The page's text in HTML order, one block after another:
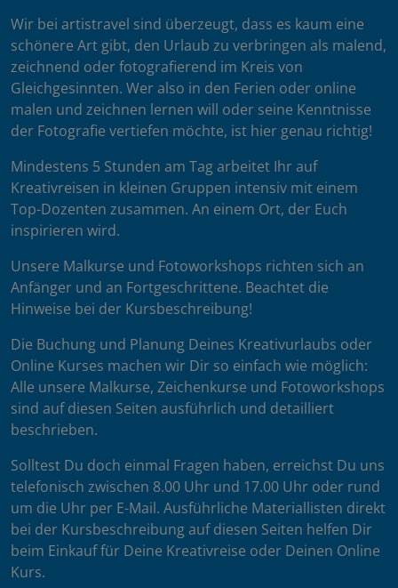
Wir bei artistravel sind überzeugt, dass es kaum eine
schönere Art gibt, den Urlaub zu verbringen als malend,
zeichnend oder fotografierend im Kreis von
Gleichgesinnten. Wer also in den Ferien oder online
malen und zeichnen lernen will oder seine Kenntnisse
der Fotografie vertiefen möchte, ist hier genau richtig!
Mindestens 5 Stunden am Tag arbeitet Ihr auf
Kreativreisen in kleinen Gruppen intensiv mit einem
Top-Dozenten zusammen. An einem Ort, der Euch
inspirieren wird.
Unsere Malkurse und Fotoworkshops richten sich an
Anfänger und an Fortgeschrittene. Beachtet die
Hinweise bei der Kursbeschreibung!
Die Buchung und Planung Deines Kreativurlaubs oder
Online Kurses machen wir Dir so einfach wie möglich:
Alle unsere Malkurse, Zeichenkurse und Fotoworkshops
sind auf diesen Seiten ausführlich und detailliert
beschrieben.
Solltest Du doch einmal Fragen haben, erreichst Du uns
telefonisch zwischen 8.00 Uhr und 17.00 Uhr oder rund
um die Uhr per E-Mail. Ausführliche Materiallisten direkt
bei der Kursbeschreibung auf diesen Seiten helfen Dir
beim Einkauf für Deine Kreativreise oder Deinen Online
Kurs.